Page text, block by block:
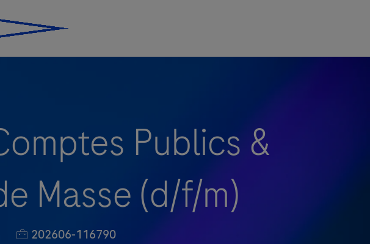
Publics &
Masse (d/f/m)
职位编号
202606-116790